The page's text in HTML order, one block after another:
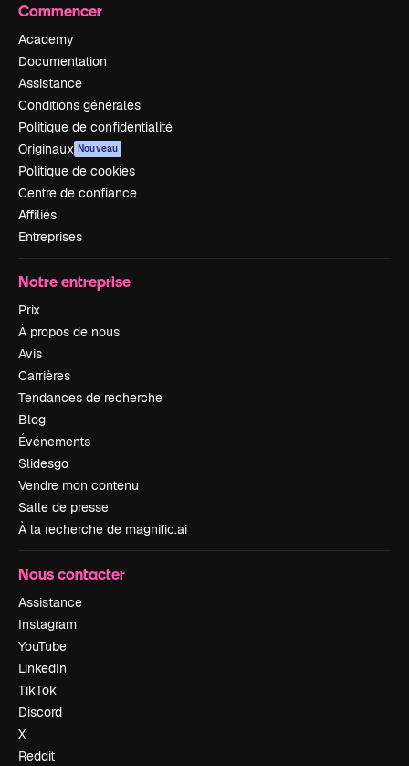
Commencer
Academy
Documentation
Assistance
Conditions générales
Politique de confidentialité
Originaux Nouveau
Politique de cookies
Centre de confiance
Affiliés
Entreprises
Notre entreprise
Prix
À propos de nous
Avis
Carrières
Tendances de recherche
Blog
Événements
Slidesgo
Vendre mon contenu
Salle de presse
À la recherche de magnific.ai
Nous contacter
Assistance
Instagram
YouTube
LinkedIn
TikTok
Discord
X
Reddit